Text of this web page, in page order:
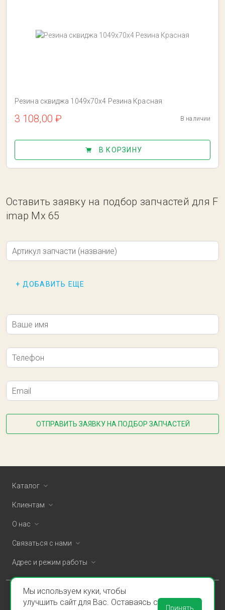
Резина сквиджа 1049x70x4 Резина Красная
3 108,00 ₽ В наличии
В КОРЗИНУ
Оставить заявку на подбор запчастей для F
imap Mx 65
Артикул запчасти (название)
+ ДОБАВИТЬ ЕЩЕ
Ваше имя
Телефон
Email
ОТПРАВИТЬ ЗАЯВКУ НА ПОДБОР ЗАПЧАСТЕЙ
Каталог
Клиентам
О нас
Связаться с нами
Адрес и режим работы
ООО «Спаклин» © 2026
Мы используем куки, чтобы
улучшить сайт для Вас. Оставаясь с
Принять